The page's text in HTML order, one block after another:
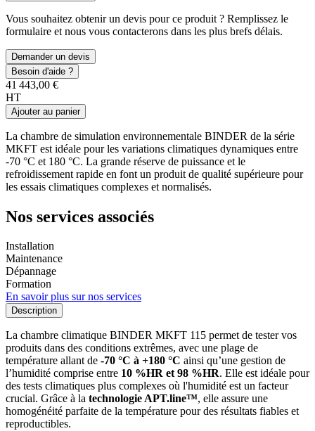
Vous souhaitez obtenir un devis pour ce produit ? Remplissez le
formulaire et nous vous contacterons dans les plus brefs délais.
Demander un devis
Besoin d'aide ?
41 443,00 €
HT
Ajouter au panier
La chambre de simulation environnementale BINDER de la série
MKFT est idéale pour les variations climatiques dynamiques entre
-70 °C et 180 °C. La grande réserve de puissance et le
refroidissement rapide en font un produit de qualité supérieure pour
les essais climatiques complexes et normalisés.
Nos services associés
Installation
Maintenance
Dépannage
Formation
En savoir plus sur nos services
Description
La chambre climatique BINDER MKFT 115 permet de tester vos
produits dans des conditions extrêmes, avec une plage de
température allant de -70 °C à +180 °C ainsi qu’une gestion de
l’humidité comprise entre 10 %HR et 98 %HR. Elle est idéale pour
des tests climatiques plus complexes où l'humidité est un facteur
crucial. Grâce à la technologie APT.line™, elle assure une
homogénéité parfaite de la température pour des résultats fiables et
reproductibles.